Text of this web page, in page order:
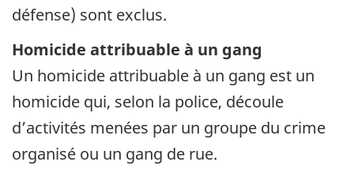
défense) sont exclus.
Homicide attribuable à un gang
Un homicide attribuable à un gang est un
homicide qui, selon la police, découle
d’activités menées par un groupe du crime
organisé ou un gang de rue.